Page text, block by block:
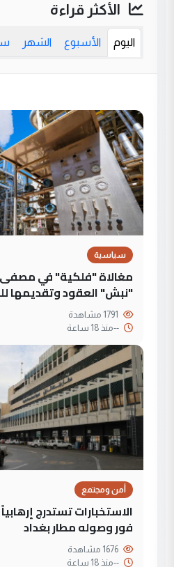
الأكثر قراءة
اليوم الأسبوع الشهر
سياسية
مغالاة "فلكية" في مصفى
"نبش" العقود وتقديمها
--منذ 18 ساعة
أمن ومجتمع
الاستخبارات تستدرج
فور وصوله مطار بغداد
--منذ 18 ساعة